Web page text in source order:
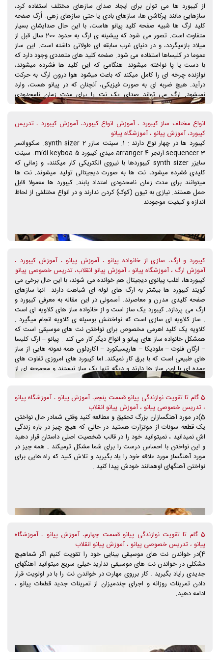
را ارائه می کرد.
از کیبورد ها می توان برای ایجاد صدای سازهای مختلف استفاده کرد،
سازهایی مانند پرکاشن ها، سازهای بادی یا حتی سازهای زهی. اُرگ صفحه
کلید ارگ ها شبیه صفحه کلید پیانو هاست، با این حال صدایشان بسیار
متفاوت است. تصور می شود که پیشینه ی ارگ به حدود 200 سال قبل از
میلاد بازمیگردد، و در دنیای غرب سابقه ای طولانی داشته است. این ساز
عموما در کلیساها استفاده می شود. صفحه کلید های متعددی وجود دارد که
با دست یا پا نواخته میشوند. هنگامی که این کلید ها فشرده میشوند،
نوازنده چرخه ای را کامل میکند که باعث میشود هوا درون ارگ به حرکت
درآید. هیچ ضربه ای به صورت فیزیکی، آنچنان که در پیانو هست، وارد
نمیشود. ارگ می تواند صدای یک نت را برای مدت زمان نامحدودی
نگهدارد، بدون اینکه به دوباره نواختنش نیازی باشد. صدایی که از طریق
صدای شیپور یا نی، تا صدای انواع سازهای بادی، متغییر باشد.
انواع مختلف ساز کیبورد ، آموزش انواع کیبورد، آموزش کیبورد ، تدریس
کیبورد، آموزش پیانو ، آموزشگاه پیانو
کیبورد ها در چهار نوع دارند : 1. سینت سازر synth sizer 2. سکووانسر
sequencer 3.ارنجر arranger 4.میدی کیبورد midi keyboa 5. سینت
سایزر synth sizer کیبوردها با نیروی الکتریکی کار میکنند، و زمانی که
کلیدی فشرده میشود، نت ها به صورت دیجیتالی تولید میشوند. نت ها
میتوانند برای مدت زمان نامحدودی امتداد یابند. کیبورد ها معمولا قابل
حمل هستند. نیازی به تیون (کوک) کردن ندارند و در انواع مختلفی از لحاظ
اندازه و کیفیت موجودند.
کیبورد و ارگ، سازی از خانواده پیانو ، آموزش پیانو ، آموزش کیبورد ،
آموزش ارگ ، آموزشگاه پیانو ، آموزش پیانو انقلاب، تدریس خصوصی پیانو
کیبوردها، اغلب پیانوی دیجیتال هم خوانده می شوند، با این حال برخی می
گویند کیبورد ها بیشتر به ارگ های لوله ای شباهت دارند. آنها سازهای
صفحه کلیدی مدرن و معاصرند. آسمونی در این مقاله به معرفی کیبورد و
ارگ می پردازد. کیبورد یک ساز است و از خانواده ساز های کلاویه ای است
. ساز کلاویه ای سازی است که نواختنش بوسیله ی کلاویه انجام میگیرد .
کلاویه یک کلید اهرمی مخصوص برای نواختن نت های موسیقی است که
همشکل خانواده ساز های پیانو و انواع دیگر کار می کند . پیانو – ارگ کلیسا
– ارگان فلوت – ملودیکا – هارپسیکورد – اکاردِئون همه نمونه هایی از ساز
های طبیعی است که با برق کار نمیکند. اما کیبورد های امروزی تفاوت های
عمده ای با اون ساز ها دارند و دیگه تنها یک ساز نیستند و مجموعه ای از
موسیقی و ساز های مختلف هستند . اما کیبورد هیچ سازی رو نمیتونه مثل
کیبورد نیست . امروزه کیبورد های الکترونیک تنها کار نوازندگی رو انجام
نمیدهند . کیبورد ها کلا ساز های کلاویه ای که با برق کار کنند را شامل
میشن : مثلا انواع الکترو پیانو سازی به نام کلاوی و پیانو های برقی و...
5 گام تا تقویت نوازندگی پیانو قسمت پنجم، آموزش پیانو ، آموزشگاه پیانو
، تدریس خصوصی پیانو ، آموزش پیانو انقلاب
5)در مورد آهنگسازان بزرگ تحقیق و مطالعه کنید وقتی شمادر حال نواختن
یک قطعه سونات از موتزارت هستید در حالی که هیچ چیز در باره زندگی
اش نمیدانید ، نمیتوانید خود را در قالب شخصیت اصلی داستان قرار دهید
و این نواختن با احساس درست را برای شما مشکل ترمیکند . همه چیز در
مورد آهنگساز مورد علاقه خود را یاد بگیرید و تلاش کنید که راه هایی برای
نواختن آهنگهای اوهمانند خودش پیدا کنید .
5 گام تا تقویت نوازندگی پیانو قسمت چهارم، آموزش پیانو ، آموزشگاه
پیانو ، تدریس خصوصی پیانو ، آموزش پیانو انقلاب
4)در خواندن نت های موسیقی بینایی خود را تقویت کنیم اگر شماهیچ
مشکلی در خواندن نت های موسیقی ندارید خیلی سریع میتوانید آهنگهای
جدیدی رایاد بگیرید . کار برروی مهارت در خواندن نت را با در اولویت قرار
دادن تمرینات روزانه و اجرای چندمیزان از تمرینات جدید قطعات پیانو ،
ادامه دهید.